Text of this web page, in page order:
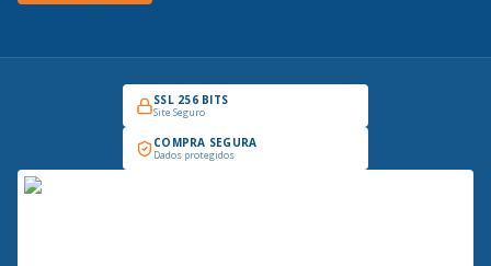
SSL 256 BITS
Site Seguro
COMPRA SEGURA
Dados protegidos